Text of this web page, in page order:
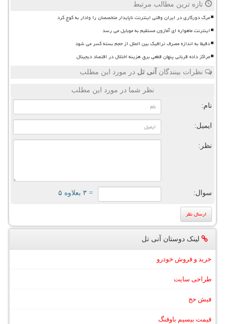
تازه ترین مطالب مرتبط
مرگ دورکاری در ایران وقتی اینترنت ناپایدار متخصصان را وادار به کوچ کرد
اینترنت ماهواره ای آمازون مستقیم به موبایل می رسد
دقیقا به اندازه مصرف ترافیک بین الملل از حجم بسته کسر می شود
مراکز داده قربانی پنهان قطعی برق هزینه اختلال در اقتصاد دیجیتال
نظرات بینندگان آنی تل در مورد این مطلب
نظر شما در مورد این مطلب
نام:
ایمیل:
نظر:
سوال: = ۳ بعلاوه ۵
لینک دوستان آنی تل
خرید و فروش خودرو
طراحی سایت
فیش حج
قیمت بیسیم باوفنگ